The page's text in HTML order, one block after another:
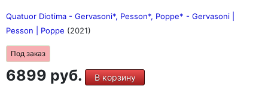
Quatuor Diotima - Gervasoni*, Pesson*, Poppe* - Gervasoni |
Pesson | Poppe (2021)
Под заказ
6899 руб. В корзину